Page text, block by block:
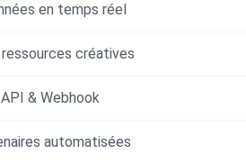
en temps réel
créatives
& Webhook
automatisées